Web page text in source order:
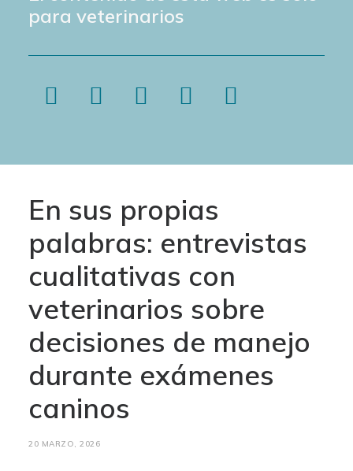
para veterinarios
En sus propias
palabras: entrevistas
cualitativas con
veterinarios sobre
decisiones de manejo
durante exámenes
caninos
20 MARZO, 2026